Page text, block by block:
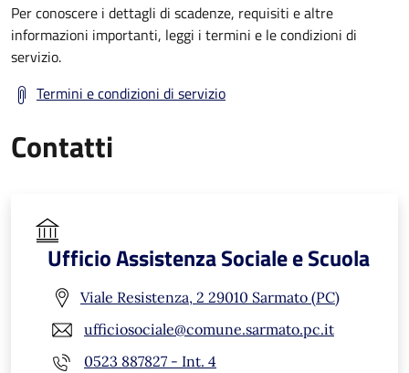
Per conoscere i dettagli di scadenze, requisiti e altre
informazioni importanti, leggi i termini e le condizioni di
servizio.
Termini e condizioni di servizio
Contatti
Ufficio Assistenza Sociale e Scuola
Viale Resistenza, 2 29010 Sarmato (PC)
ufficiosociale@comune.sarmato.pc.it
0523 887827 - Int. 4